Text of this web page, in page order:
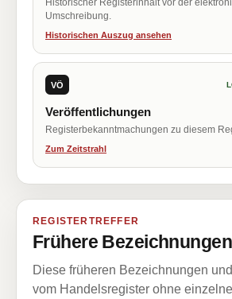
Historischer Registerinhalt vor der
Umschreibung.
Historischen Auszug ansehen
VÖ
Veröffentlichungen
Registerbekanntmachungen zu diesem
Zum Zeitstrahl
REGISTERTREFFER
Frühere
Diese früheren Bezeichnungen
vom Handelsregister ohne einzelne